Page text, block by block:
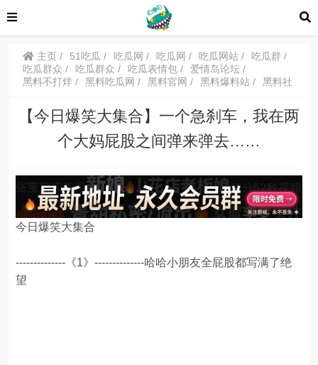
主页 51吃瓜 吃瓜网 吃瓜网 吃瓜网站
吃瓜群
吃瓜群众
吃瓜群众 吃瓜表情包
爱情岛论坛
黑料不打烊
黑料吃瓜网 黑料官网 黑料爆料站 黑料社
【今日爆笑大集合】一个急刹车，我在两
个大妈屁股之间弹来弹去……
今日爆笑大集合
--------------《1》--------------哈哈小朋友全屁股都写满了绝
望